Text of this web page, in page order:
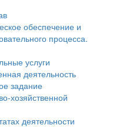
обеспечение и
процесса.
услуги
деятельность
задание
хозяйственной
деятельности